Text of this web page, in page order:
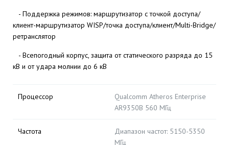
- Поддержка режимов: маршрутизатор с точкой доступа/
клиент-маршрутизатор WISP/точка доступа/клиент/Multi-Bridge/
ретранслятор
- Всепогодный корпус, защита от статического разряда до 15
кВ и от удара молнии до 6 кВ
Процессор
Qualcomm Atheros Enterprise
AR9350B 560 МГц
Частота
Диапазон частот: 5150-5350
МГц